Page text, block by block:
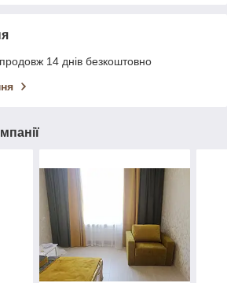
14 днів безкоштовно